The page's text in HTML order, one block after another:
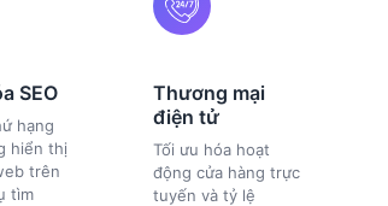
SEO
hạng
hiển thị
trên
tìm
Thương mại
điện tử
Tối ưu hóa hoạt
động cửa hàng trực
tuyến và tỷ lệ